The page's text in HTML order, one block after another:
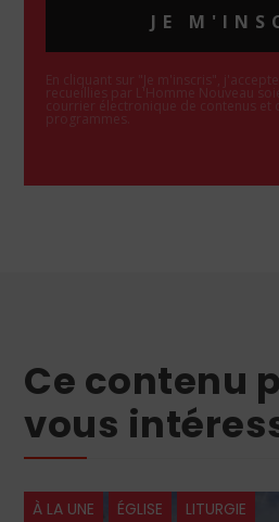
JE
En cliquant sur "Je m'inscris",
recueillies par L'Homme Nouveau
courrier électronique de contenus et
programmes.
Ce contenu
vous
À LA UNE ÉGLISE LITURGIE